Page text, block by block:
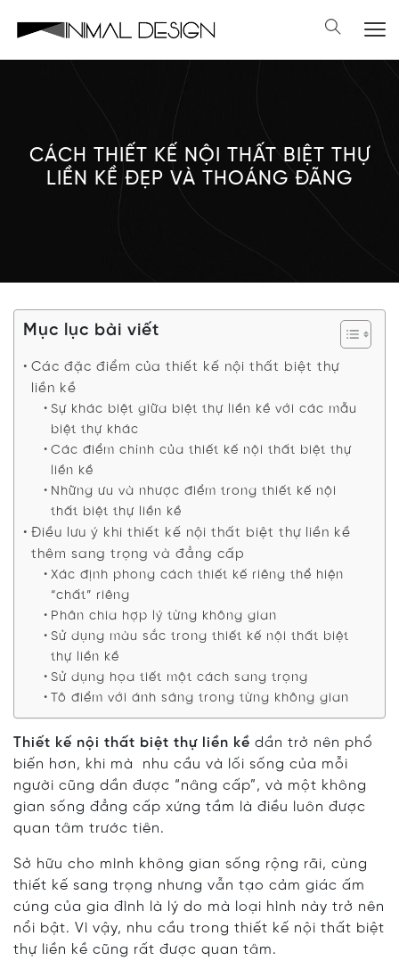
CÁCH THIẾT KẾ NỘI THẤT BIỆT THỰ
LIỀN KỀ ĐẸP VÀ THOÁNG ĐÃNG
Mục lục bài viết
Các đặc điểm của thiết kế nội thất biệt thự
liền kề
Sự khác biệt giữa biệt thự liền kề với các mẫu
biệt thự khác
Các điểm chính của thiết kế nội thất biệt thự
liền kề
Những ưu và nhược điểm trong thiết kế nội
thất biệt thự liền kề
Điều lưu ý khi thiết kế nội thất biệt thự liền kề
thêm sang trọng và đẳng cấp
Xác định phong cách thiết kế riêng thể hiện
“chất” riêng
Phân chia hợp lý từng không gian
Sử dụng màu sắc trong thiết kế nội thất biệt
thự liền kề
Sử dụng họa tiết một cách sang trọng
Tô điểm với ánh sáng trong từng không gian
Thiết kế nội thất biệt thự liền kề dần trở nên phổ
biến hơn, khi mà nhu cầu và lối sống của mỗi
người cũng dần được “nâng cấp”, và một không
gian sống đẳng cấp xứng tầm là điều luôn được
quan tâm trước tiên.
Sở hữu cho mình không gian sống rộng rãi, cùng
thiết kế sang trọng nhưng vẫn tạo cảm giác ấm
cúng của gia đình là lý do mà loại hình này trở nên
nổi bật. Vì vậy, nhu cầu trong thiết kế nội thất biệt
thự liền kề cũng rất được quan tâm.